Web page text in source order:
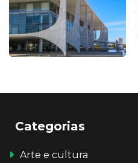
Categorias
Arte e cultura